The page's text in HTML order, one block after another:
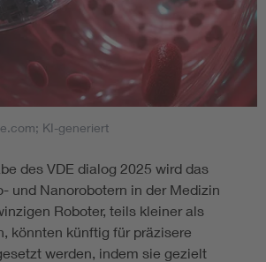
KI-generiert
des VDE dialog 2025 wird das
und Nanorobotern in der Medizin
Roboter, teils kleiner als
könnten künftig für präzisere
werden, indem sie gezielt